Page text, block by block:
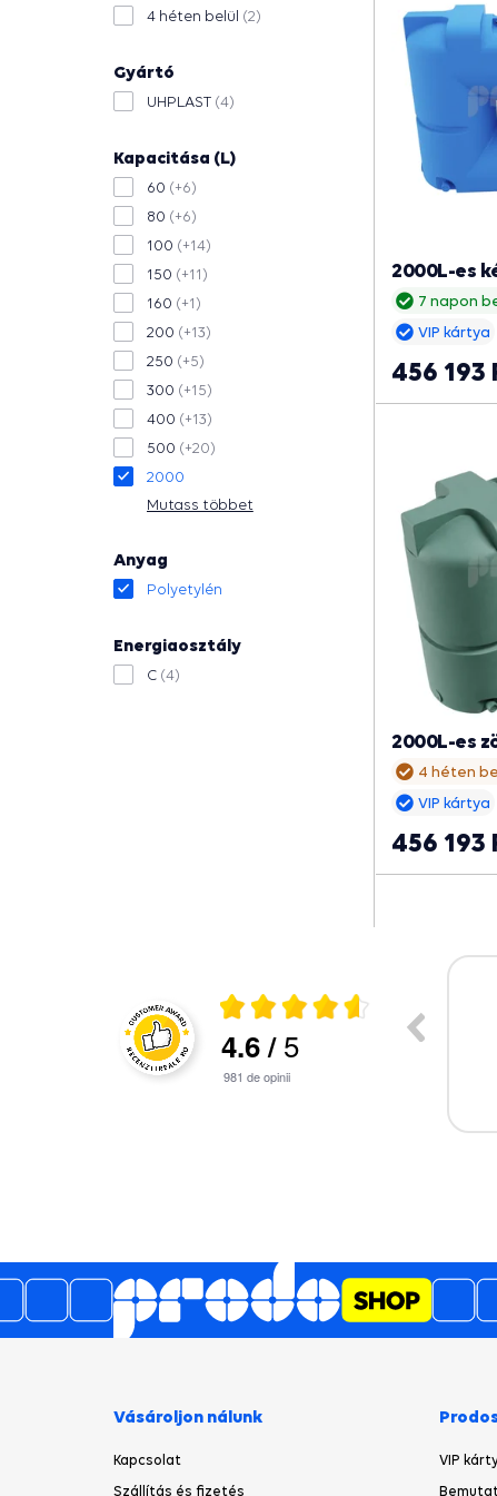
4 héten belül (2)
Gyártó
UHPLAST (4)
Kapacitása (L)
60 (+6)
80 (+6)
100 (+14)
150 (+11)
160 (+1)
200 (+13)
250 (+5)
300 (+15)
400 (+13)
500 (+20)
2000
Mutass többet
Anyag
Polyetylén
Energiaosztály
C (4)
7 napon
2000L-es
VIP kártya
456 193
4 héten
2000L-es
VIP kártya
456 193
4.6/5
981 de opinii
Nagyon hamar megjőtt,ahogy ígérték.
Vásároljon nálunk
Kapcsolat
Szállítás és fizetés
VIP